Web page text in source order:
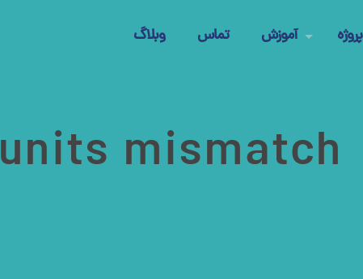
پروژه آموزش تماس وبلاگ
units mismatch